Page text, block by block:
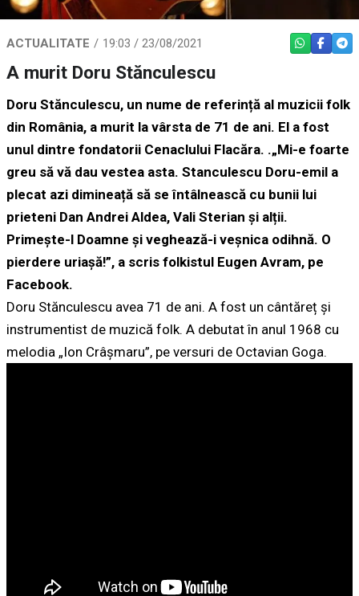
ACTUALITATE 19:03 / 23/08/2021 WHATSAPP
A murit Doru Stănculescu
Doru Stănculescu, un nume de referință al muzicii folk
din România, a murit la vârsta de 71 de ani. El a fost
unul dintre fondatorii Cenaclului Flacăra. .„Mi-e foarte
greu să vă dau vestea asta. Stanculescu Doru-emil a
plecat azi dimineață să se întâlnească cu bunii lui
prieteni Dan Andrei Aldea, Vali Sterian şi alții.
Primeşte-l Doamne şi veghează-i veşnica odihnă. O
pierdere uriaşă!”, a scris folkistul Eugen Avram, pe
Facebook.
Doru Stănculescu avea 71 de ani. A fost un cântăreț și
instrumentist de muzică folk. A debutat în anul 1968 cu
melodia „Ion Crâșmaru”, pe versuri de Octavian Goga.